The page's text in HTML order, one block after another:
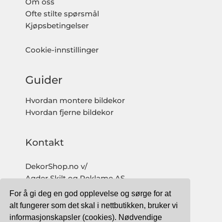
For å gi deg en god opplevelse og sørge for at
alt fungerer som det skal i nettbutikken, bruker vi
informasjonskapsler (cookies). Nødvendige
Om oss
Ofte stilte spørsmål
Kjøpsbetingelser
Cookie-innstillinger
Guider
Hvordan montere bildekor
Hvordan fjerne bildekor
Kontakt
DekorShop.no v/
Agder Skilt og Reklame AS
Org. nr: 997 633 016 MVA
salg@dekorshop.no